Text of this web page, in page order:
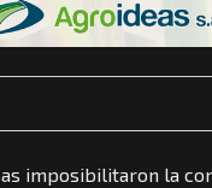
imposibilitaron la